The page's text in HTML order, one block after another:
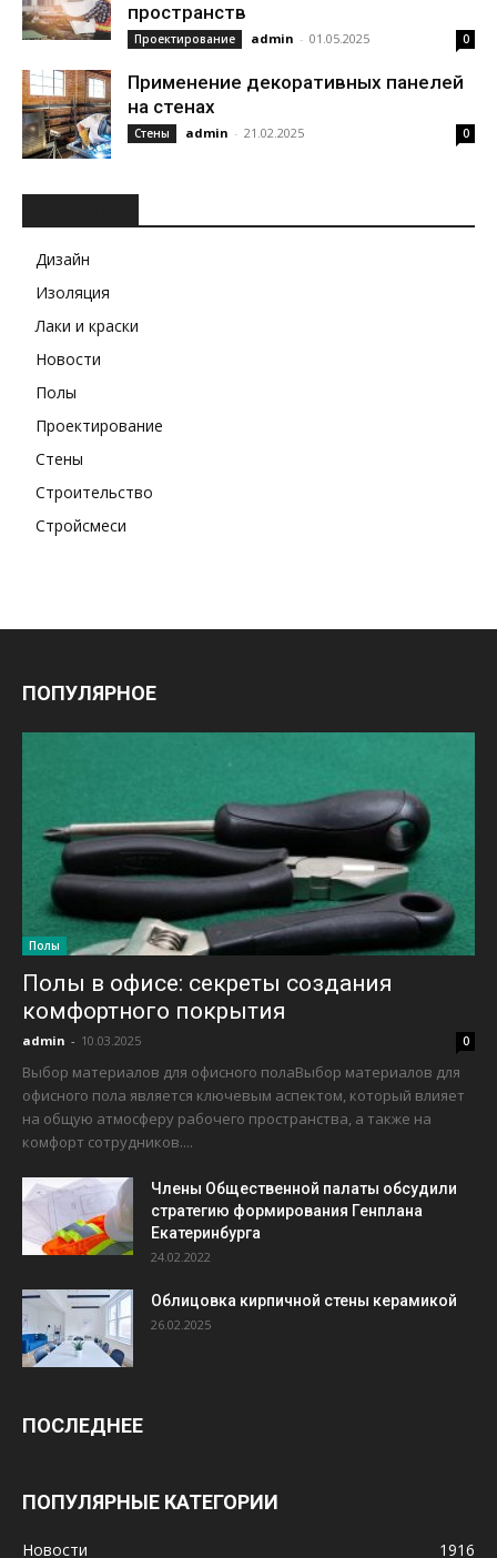
пространств
Проектирование admin - 01.05.2025 0
Применение декоративных панелей
на стенах
Стены admin - 21.02.2025 0
Дизайн
Изоляция
Лаки и краски
Новости
Полы
Проектирование
Стены
Строительство
Стройсмеси
ПОПУЛЯРНОЕ
Полы
Полы в офисе: секреты создания
комфортного покрытия
admin - 10.03.2025 0
Выбор материалов для офисного полаВыбор материалов для
офисного пола является ключевым аспектом, который влияет
на общую атмосферу рабочего пространства, а также на
комфорт сотрудников....
Члены Общественной палаты обсудили
стратегию формирования Генплана
Екатеринбурга
24.02.2022
Облицовка кирпичной стены керамикой
26.02.2025
ПОСЛЕДНЕЕ
ПОПУЛЯРНЫЕ КАТЕГОРИИ
Новости 1916